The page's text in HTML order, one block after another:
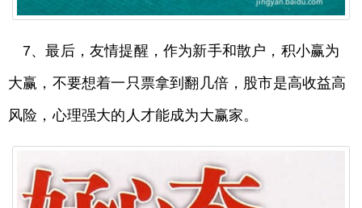
7、最后，友情提醒，作为新手和散户，积小赢为
大赢，不要想着一只票拿到翻几倍，股市是高收益高
风险，心理强大的人才能成为大赢家。